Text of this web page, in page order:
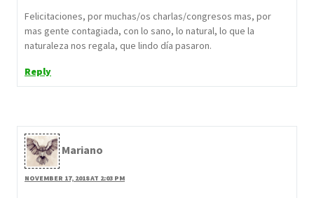
Felicitaciones, por muchas/os charlas/congresos mas, por
mas gente contagiada, con lo sano, lo natural, lo que la
naturaleza nos regala, que lindo día pasaron.
Reply
Mariano
NOVEMBER 17, 2018 AT 2:03 PM